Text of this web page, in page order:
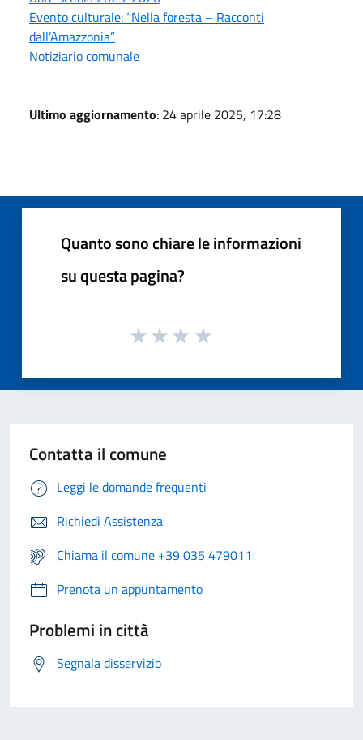
Evento culturale: “Nella foresta – Racconti
dall’Amazzonia”
Notiziario comunale
Ultimo aggiornamento: 24 aprile 2025, 17:28
Quanto sono chiare le informazioni
su questa pagina?
Contatta il comune
Leggi le domande frequenti
Richiedi Assistenza
Chiama il comune +39 035 479011
Prenota un appuntamento
Problemi in città
Segnala disservizio